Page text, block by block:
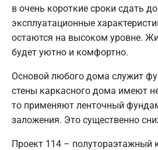
в очень короткие сроки сдать
эксплуатационные
остаются на высоком уровне.
будет уютно и комфортно.
Основой любого дома служит
стены каркасного дома имеют
то применяют ленточный
заложения. Это существенно
Проект 114 – полутораэтажный